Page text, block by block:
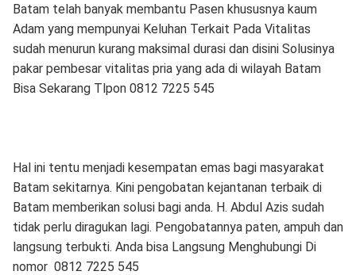
Batam telah banyak membantu Pasen khususnya kaum
Adam yang mempunyai Keluhan Terkait Pada Vitalitas
sudah menurun kurang maksimal durasi dan disini Solusinya
pakar pembesar vitalitas pria yang ada di wilayah Batam
Bisa Sekarang Tlpon 0812 7225 545
Hal ini tentu menjadi kesempatan emas bagi masyarakat
Batam sekitarnya. Kini pengobatan kejantanan terbaik di
Batam memberikan solusi bagi anda. H. Abdul Azis sudah
tidak perlu diragukan lagi. Pengobatannya paten, ampuh dan
langsung terbukti. Anda bisa Langsung Menghubungi Di
nomor 0812 7225 545